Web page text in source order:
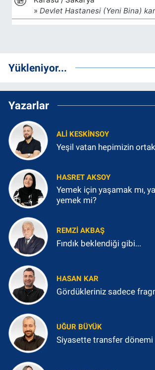
Yükleniyor...
Yazarlar
ALI KESKINSOY
Yeşil vatan hepimizin
HASRET AKSOY
Yemek için yaşamak mı,
yemek mi?
REMZI AKBAŞ
Fındık beklendiği gibi...
HASAN KAR
Gördükleriniz sadece
UĞUR BÜYÜK
Siyasette transfer dönemi